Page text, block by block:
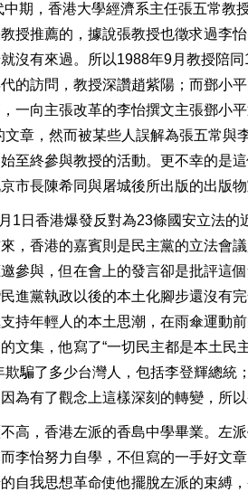
中期，香港大學經濟系主任張五常教
授推薦的，據說張教授也徵求過李
沒有來過。所以1988年9月教授陪
的訪問，教授深讚趙紫陽；而鄧小
一向主張改革的李怡撰文主張鄧小
文章，然而被某些人誤解為張五常與
至終參與教授的活動。更不幸的是
市長陳希同與屠城後所出版的出版物
1日香港爆發反對為23條國安立法
，香港的嘉賓則是民主黨的立法會
參與，但在會上的發言卻是批評這
進黨執政以後的本土化腳步還沒有
持年輕人的本土思潮，在雨傘運動
文集，他寫了“一切民主都是本土民
欺騙了多少台灣人，包括李登輝總統
為有了觀念上這樣深刻的轉變，所
高，香港左派的香島中學畢業。左
李怡努力自學，不但寫的一手好文
自我思想革命使他擺脫左派的束縛